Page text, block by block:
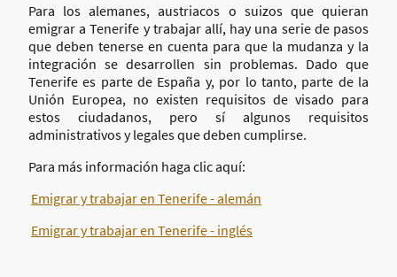
Para los alemanes, austriacos o suizos que quieran
emigrar a Tenerife y trabajar allí, hay una serie de pasos
que deben tenerse en cuenta para que la mudanza y la
integración se desarrollen sin problemas. Dado que
Tenerife es parte de España y, por lo tanto, parte de la
Unión Europea, no existen requisitos de visado para
estos ciudadanos, pero sí algunos requisitos
administrativos y legales que deben cumplirse.
Para más información haga clic aquí:
Emigrar y trabajar en Tenerife - alemán
Emigrar y trabajar en Tenerife - inglés